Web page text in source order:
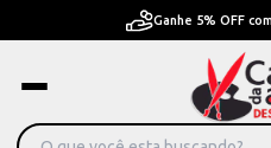
Ganhe 5% OFF